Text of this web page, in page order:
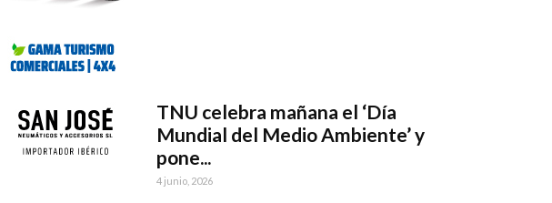
TNU celebra mañana el ‘Día
Mundial del Medio Ambiente’ y
pone...
4 junio, 2026